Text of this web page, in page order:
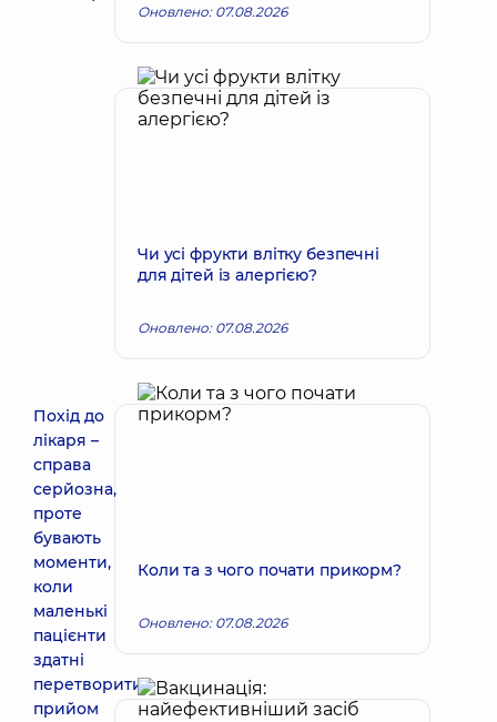
Похід до
лікаря –
справа
серйозна,
проте
бувають
моменти,
коли
маленькі
пацієнти
здатні
перетворити
прийом
Оновлено: 07.08.2026
Чи усі фрукти влітку безпечні
для дітей із алергією?
Оновлено: 07.08.2026
Коли та з чого почати прикорм?
Оновлено: 07.08.2026